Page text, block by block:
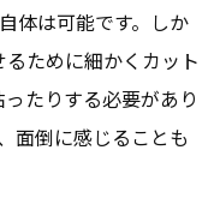
体は可能です。しか
ために細かくカット
たりする必要があり
面倒に感じることも